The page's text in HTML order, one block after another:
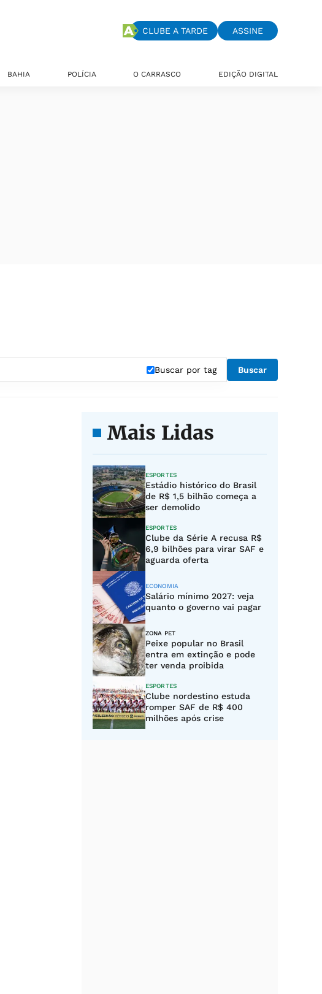
CLUBE A TARDE ASSINE
BAHIA POLÍCIA O CARRASCO EDIÇÃO DIGITAL
Buscar por tag Buscar
Mais Lidas
ESPORTES
Estádio histórico do Brasil
de R$ 1,5 bilhão começa a
ser demolido
ESPORTES
Clube da Série A recusa R$
6,9 bilhões para virar SAF e
aguarda oferta
ECONOMIA
Salário mínimo 2027: veja
quanto o governo vai pagar
ZONA PET
Peixe popular no Brasil
entra em extinção e pode
ter venda proibida
ESPORTES
Clube nordestino estuda
romper SAF de R$ 400
milhões após crise